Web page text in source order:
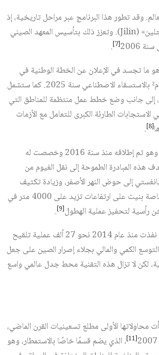
وقد تطور هذا البرنامج عبر مراحل تاريخية، إذ
تم تنفيذ أول عملية استمطار بالطائرات عام 1958، لمواجهة آثار الجفاف في مقاطعة «جلين» (Jilin). وتعزز ذلك بتأسيس المعهد الصيني
[7]
.
ما تجسد في الإعلان عن الخطة الوطنية في
مجال تطوير برنامج تعديل الطقس، التي تهدف إلى تغطية مساحة أكبر من 5.5 مليون م² بالاستسقاء الاصطناعي سنة 2025. كما ستشمل
إلى جانب وضع خطط عمل منتظمة للمناطق التي
الطارئة الكبرى للتعامل مع الأزمات
[8]
.
يمثل مشروع «نهر السماء» (Sky River) أحد أبرز تطبيقات تعديل الطقس في الصين، وهو تم إطلاقه منذ سنة 2016 وخصصت له
29.7 مليون دولار أمريكي). وتهدف هذه المبادرة الطموحة إلى نقل الغيوم من
إلى حوض النهر الأصفر، وزيادة تكثيف
هطول الأمطار على مساحة 1.6 مليون م²، وذلك باعتماد تقنية حرق الوقود في غرف خاصة بنيت على ارتفاعات تزيد على 4000 متر في
رأسية لتحفيز عملية الهطول[9]
.
يتضح بذلك أن تجربة الصين في مجال الاستمطار الاصطناعي قد عرفت توسعًا كبيرًا؛ إذ نفذت منذ عام 2014 نحو 27 ألف عملية تلقيح
أمريكي. يعكس هذا التوسع الكمي والمالي بجلاء إصرار الصين على جعل
لكن لا تزال هذه التقنية محط جدل عالمي واسع
محاولاتها الأولى مطلع تسعينيات القرن الماضي،
[11]
، الذي يضم قسمًا خاصًا بالاستمطار، وهو